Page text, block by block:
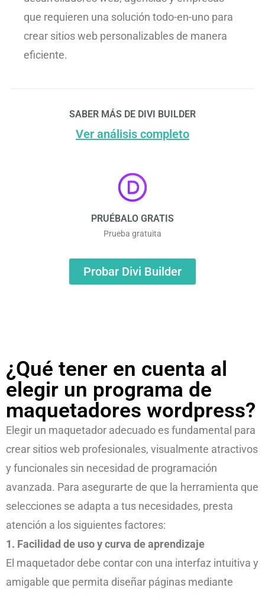
que requieren una solución todo-en-uno para
crear sitios web personalizables de manera
eficiente.
SABER MÁS DE DIVI BUILDER
Ver análisis completo
PRUÉBALO GRATIS
Prueba gratuita
Probar Divi Builder
¿Qué tener en cuenta al
elegir un programa de
maquetadores wordpress?
Elegir un maquetador adecuado es fundamental para
crear sitios web profesionales, visualmente atractivos
y funcionales sin necesidad de programación
avanzada. Para asegurarte de que la herramienta que
selecciones se adapta a tus necesidades, presta
atención a los siguientes factores:
1. Facilidad de uso y curva de aprendizaje
El maquetador debe contar con una interfaz intuitiva y
amigable que permita diseñar páginas mediante